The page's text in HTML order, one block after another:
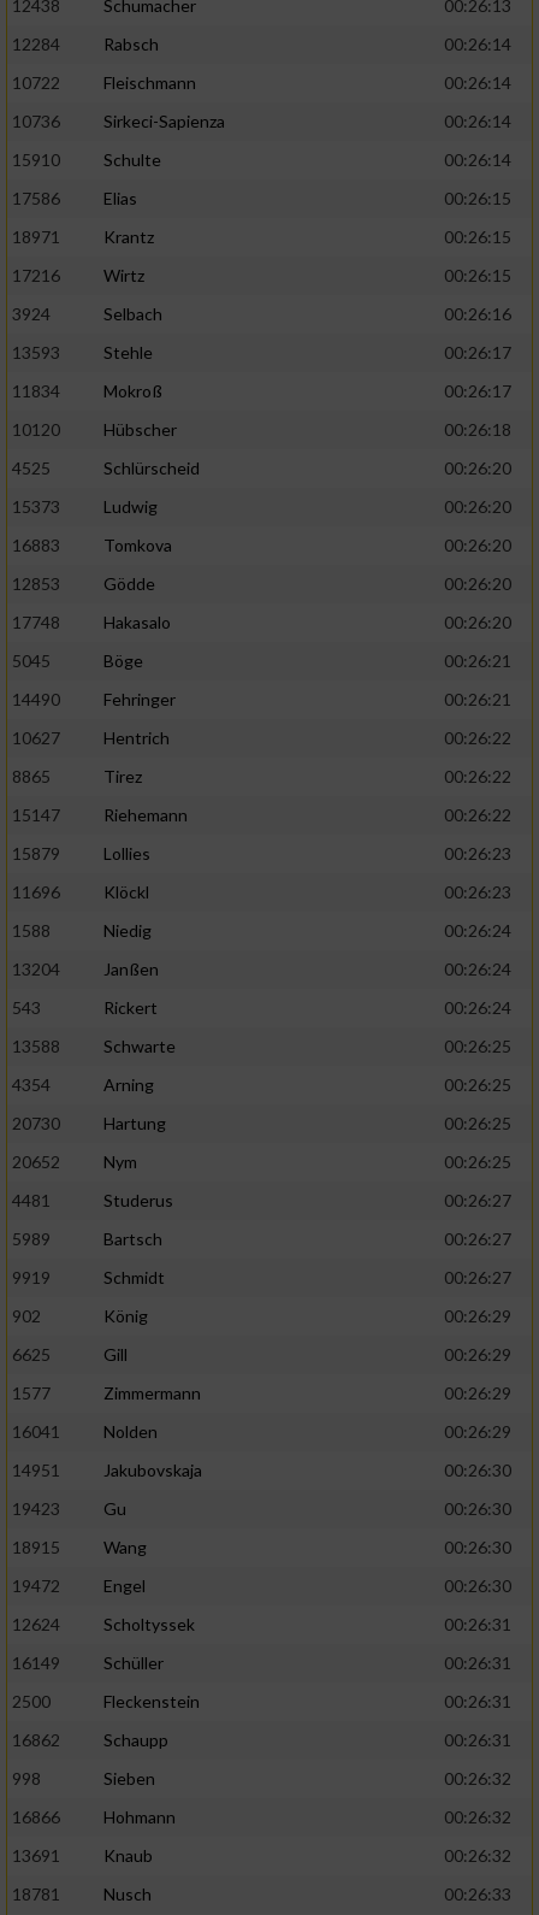
12438
Schumacher
00:26:13
12284
Rabsch
00:26:14
10722
Fleischmann
00:26:14
10736
Sirkeci-Sapienza
00:26:14
15910
Schulte
00:26:14
17586
Elias
00:26:15
18971
Krantz
00:26:15
17216
Wirtz
00:26:15
3924
Selbach
00:26:16
13593
Stehle
00:26:17
11834
Mokroß
00:26:17
10120
Hübscher
00:26:18
4525
Schlürscheid
00:26:20
15373
Ludwig
00:26:20
16883
Tomkova
00:26:20
12853
Gödde
00:26:20
17748
Hakasalo
00:26:20
5045
Böge
00:26:21
14490
Fehringer
00:26:21
10627
Hentrich
00:26:22
8865
Tirez
00:26:22
15147
Riehemann
00:26:22
15879
Lollies
00:26:23
11696
Klöckl
00:26:23
1588
Niedig
00:26:24
13204
Janßen
00:26:24
543
Rickert
00:26:24
13588
Schwarte
00:26:25
4354
Arning
00:26:25
20730
Hartung
00:26:25
20652
Nym
00:26:25
4481
Studerus
00:26:27
5989
Bartsch
00:26:27
9919
Schmidt
00:26:27
902
König
00:26:29
6625
Gill
00:26:29
1577
Zimmermann
00:26:29
16041
Nolden
00:26:29
14951
Jakubovskaja
00:26:30
19423
Gu
00:26:30
18915
Wang
00:26:30
19472
Engel
00:26:30
12624
Scholtyssek
00:26:31
16149
Schüller
00:26:31
2500
Fleckenstein
00:26:31
16862
Schaupp
00:26:31
998
Sieben
00:26:32
16866
Hohmann
00:26:32
13691
Knaub
00:26:32
18781
Nusch 00:26:33